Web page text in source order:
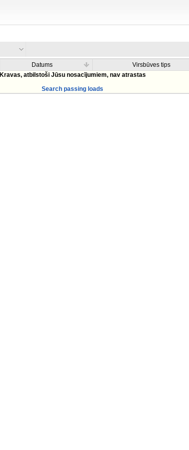
Datums Virsbūves tips
Kravas, atbilstoši Jūsu nosacījumiem, nav atrastas
Search passing loads